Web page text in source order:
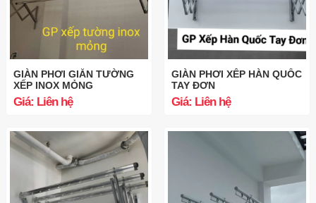
GIÀN PHƠI GIẮN TƯỜNG
XẾP INOX MỎNG
Giá: Liên hệ
GIÀN PHƠI XẾP HÀN QUỐC
TAY ĐƠN
Giá: Liên hệ